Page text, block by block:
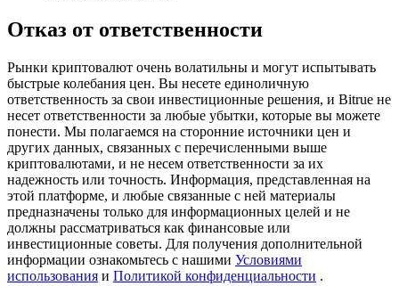
Register & Trade to Win 500,000 USDT
Precious Metals Trading Carnival
Trade Gold & Silver · 33,333 USDT Bonus
USDT New User Exclusive 10% APR
Отказ от ответственности
Рынки криптовалют очень волатильны и могут испытывать
быстрые колебания цен. Вы несете единоличную
ответственность за свои инвестиционные решения, и Bitrue не
несет ответственности за любые убытки, которые вы можете
понести. Мы полагаемся на сторонние источники цен и
других данных, связанных с перечисленными выше
криптовалютами, и не несем ответственности за их
надежность или точность. Информация, представленная на
этой платформе, и любые связанные с ней материалы
предназначены только для информационных целей и не
должны рассматриваться как финансовые или
инвестиционные советы. Для получения дополнительной
информации ознакомьтесь с нашими Условиями
использования и Политикой конфиденциальности .